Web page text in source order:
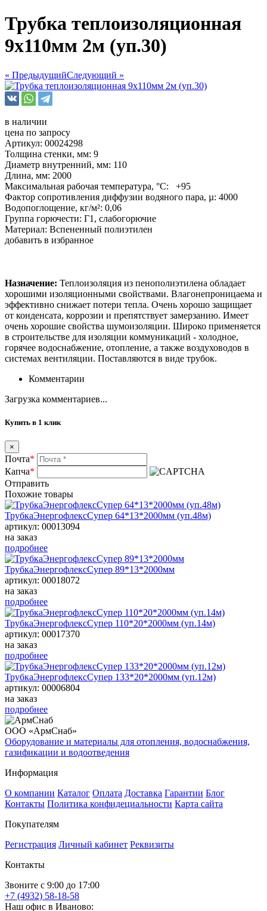
Трубка теплоизоляционная
9х110мм 2м (уп.30)
« ПредыдущийСледующий »
в наличии
цена по запросу
Артикул: 00024298
Толщина стенки, мм: 9
Диаметр внутренний, мм: 110
Длина, мм: 2000
Максимальная рабочая температура, °С: +95
Фактор сопротивления диффузии водяного пара, µ: 4000
Водопоглощение, кг/м²: 0,06
Группа горючести: Г1, слабогорючие
Материал: Вспененный полиэтилен
добавить в избранное
Назначение: Теплоизоляция из пенополиэтилена обладает
хорошими изоляционными свойствами. Влагонепроницаема и
эффективно снижает потери тепла. Очень хорошо защищает
от конденсата, коррозии и препятствует замерзанию. Имеет
очень хорошие свойства шумоизоляции. Широко применяется
в строительстве для изоляции коммуникаций - холодное,
горячее водоснабжение, отопление, а также воздуховодов в
системах вентиляции. Поставляются в виде трубок.
Комментарии
Загрузка комментариев...
Купить в 1 клик
×
Почта*
Капча*
Отправить
Похожие товары
ТрубкаЭнергофлексСупер 64*13*2000мм (уп.48м)
артикул: 00013094
на заказ
подробнее
ТрубкаЭнергофлексСупер 89*13*2000мм
артикул: 00018072
на заказ
подробнее
ТрубкаЭнергофлексСупер 110*20*2000мм (уп.14м)
артикул: 00017370
на заказ
подробнее
ТрубкаЭнергофлексСупер 133*20*2000мм (уп.12м)
артикул: 00006804
на заказ
подробнее
ООО «АрмСнаб»
Оборудование и материалы для отопления, водоснабжения,
газификации и водоотведения
Информация
О компании Каталог Оплата Доставка Гарантии Блог
Контакты Политика конфидециальности Карта сайта
Покупателям
Регистрация Личный кабинет Реквизиты
Контакты
Звоните с 9:00 до 17:00
+7 (4932) 58-18-58
Наш офис в Иваново: